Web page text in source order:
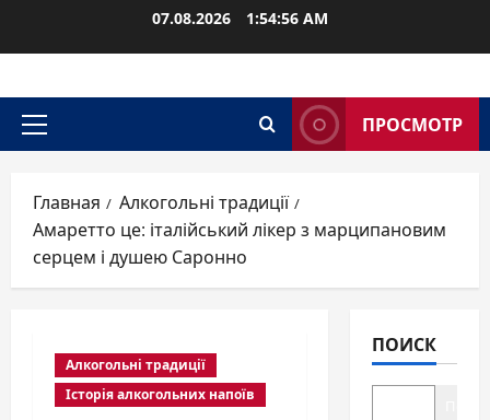
07.08.2026 1:54:57 AM
Основное
ПРОСМОТР
Главная
Алкогольні традиції
Амаретто це: італійський лікер з марципановим
серцем і душею Саронно
Алкогольні традиції
Історія алкогольних напоїв
ПОИСК